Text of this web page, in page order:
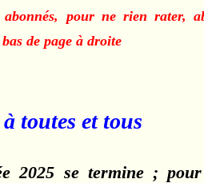
abonnés, pour ne rien rater,
de page à droite
toutes et tous
2025 se termine ;